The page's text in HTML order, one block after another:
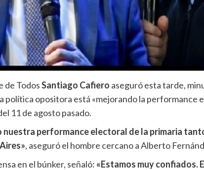
de TodosSantiago Cafiero aseguró esta tarde,
política opositora está «mejorando la performance
11 de agosto pasado.
nuestra performance electoral de la primaria
, aseguró el hombre cercano a Alberto
en el búnker, señaló: «Estamos muy confiados.